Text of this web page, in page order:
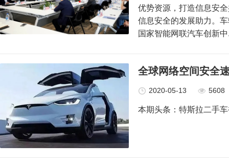
优势资源，打造信息安
信息安全的发展助力。
国家智能网联汽车创新中
全球网络空间安全
2020-05-13 5608
本期头条：特斯拉二手